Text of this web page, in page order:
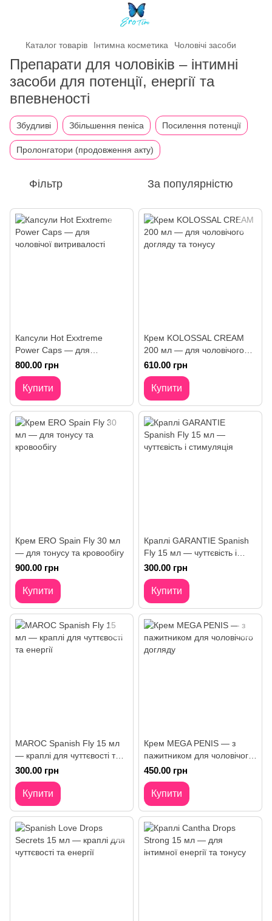
Каталог товарів Інтимна косметика Чоловічі засоби
Препарати для чоловіків – інтимні
засоби для потенції, енергії та
впевненості
Збудливі Збільшення пеніса Посилення потенції
Пролонгатори (продовження акту)
Фільтр За популярністю
Капсули Hot Exxtreme
Power Caps — для
чоловічої витривалості
800.00 грн
Купити
Крем KOLOSSAL CREAM
200 мл — для чоловічого
догляду та тонусу
610.00 грн
Купити
Крем ERO Spain Fly 30 мл
— для тонусу та кровообігу
900.00 грн
Купити
Краплі GARANTIE Spanish
Fly 15 мл — чуттєвість і
стимуляція
300.00 грн
Купити
MAROC Spanish Fly 15 мл
— краплі для чуттєвості та
енергії
300.00 грн
Купити
Крем MEGA PENIS — з
пажитником для чоловічого
догляду
450.00 грн
Купити